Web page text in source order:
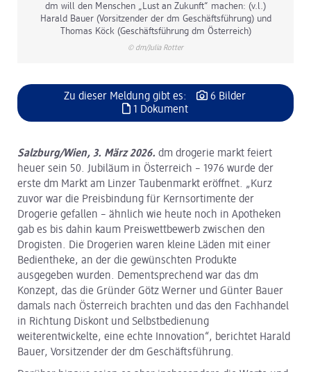
dm will den Menschen „Lust an Zukunft“ machen: (v.l.)
Harald Bauer (Vorsitzender der dm Geschäftsführung) und
Thomas Köck (Geschäftsführung dm Österreich)
© dm/Julia Rotter
Zu dieser Meldung gibt es:
6 Bilder
1 Dokument
Salzburg/Wien, 3. März 2026. dm drogerie markt feiert
heuer sein 50. Jubiläum in Österreich – 1976 wurde der
erste dm Markt am Linzer Taubenmarkt eröffnet. „Kurz
zuvor war die Preisbindung für Kernsortimente der
Drogerie gefallen – ähnlich wie heute noch in Apotheken
gab es bis dahin kaum Preiswettbewerb zwischen den
Drogisten. Die Drogerien waren kleine Läden mit einer
Bedientheke, an der die gewünschten Produkte
ausgegeben wurden. Dementsprechend war das dm
Konzept, das die Gründer Götz Werner und Günter Bauer
damals nach Österreich brachten und das den Fachhandel
in Richtung Diskont und Selbstbedienung
weiterentwickelte, eine echte Innovation“, berichtet Harald
Bauer, Vorsitzender der dm Geschäftsführung.